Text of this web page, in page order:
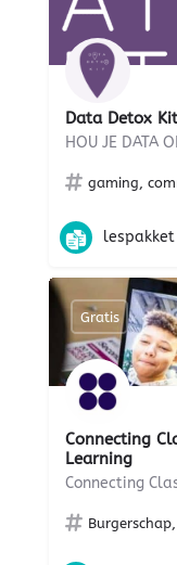
Data Detox Kit
HOU JE DATA
gaming,
lespakket
Connecting
Learning
Gratis